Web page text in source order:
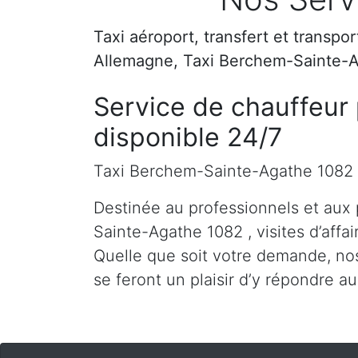
Taxi aéroport, transfert et
Allemagne, Taxi Berchem-Sainte-
Service de chauffeur
disponible 24/7
Taxi Berchem-Sainte-Agathe 1082
Destinée au professionnels et aux
Sainte-Agathe 1082 , visites
Quelle que soit votre demande,
se feront un plaisir d’y répondre